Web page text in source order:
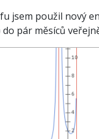
jsem použil nový
pár měsíců